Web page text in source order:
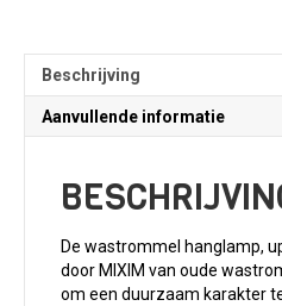
Beschrijving
Aanvullende informatie
De wastrommel hanglamp,
door MIXIM van oude
om een duurzaam karakter